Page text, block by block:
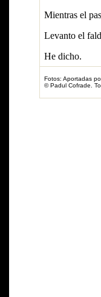
Mientras el
Levanto el
He dicho.
Fotos: Aportadas
© Padul Cofrade.